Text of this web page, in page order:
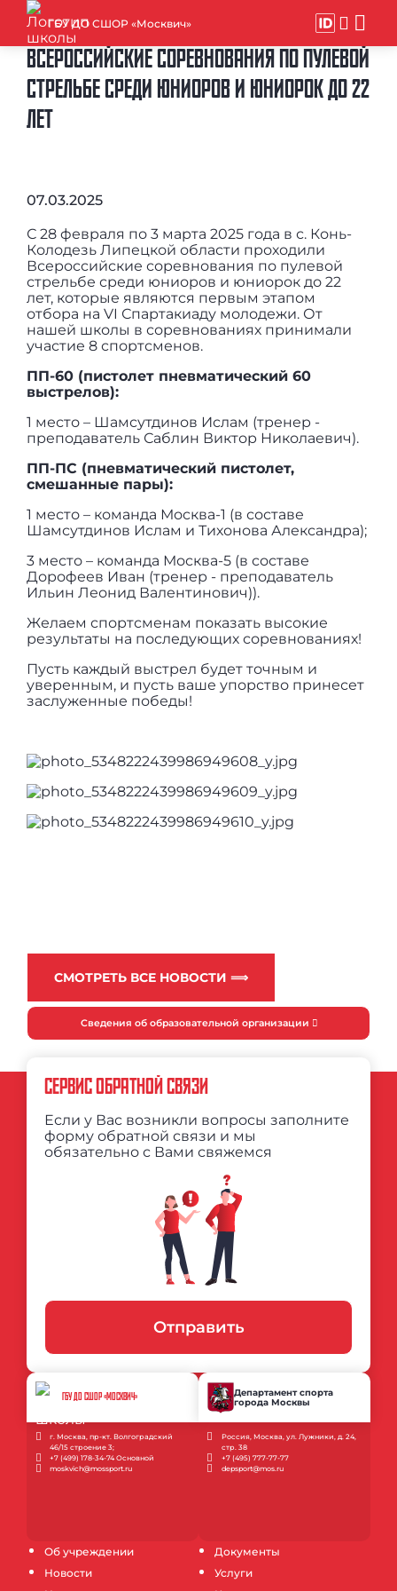
ГБУ ДО СШОР «Москвич»
ВСЕРОССИЙСКИЕ СОРЕВНОВАНИЯ ПО ПУЛЕВОЙ
СТРЕЛЬБЕ СРЕДИ ЮНИОРОВ И ЮНИОРОК ДО 22
ЛЕТ
07.03.2025
С 28 февраля по 3 марта 2025 года в с. Конь-
Колодезь Липецкой области проходили
Всероссийские соревнования по пулевой
стрельбе среди юниоров и юниорок до 22
лет, которые являются первым этапом
отбора на VI Спартакиаду молодежи. От
нашей школы в соревнованиях принимали
участие 8 спортсменов.
ПП-60 (пистолет пневматический 60
выстрелов):
1 место – Шамсутдинов Ислам (тренер -
преподаватель Саблин Виктор Николаевич).
ПП-ПС (пневматический пистолет,
смешанные пары):
1 место – команда Москва-1 (в составе
Шамсутдинов Ислам и Тихонова Александра);
3 место – команда Москва-5 (в составе
Дорофеев Иван (тренер - преподаватель
Ильин Леонид Валентинович)).
Желаем спортсменам показать высокие
результаты на последующих соревнованиях!
Пусть каждый выстрел будет точным и
уверенным, и пусть ваше упорство принесет
заслуженные победы!
СМОТРЕТЬ ВСЕ НОВОСТИ ⟹
Сведения об образовательной организации
Об учреждении
Новости
Документы
Услуги
СЕРВИС ОБРАТНОЙ СВЯЗИ
Если у Вас возникли вопросы заполните
форму обратной связи и мы
обязательно с Вами свяжемся
Отправить
ГБУ ДО СШОР «МОСКВИЧ»
г. Москва, пр-кт. Волгоградский
46/15 строение 3;
+7 (499) 178-34-74 Основной
moskvich@mossport.ru
Департамент спорта
города Москвы
Россия, Москва, ул. Лужники, д. 24,
стр. 38
+7 (495) 777-77-77
depsport@mos.ru